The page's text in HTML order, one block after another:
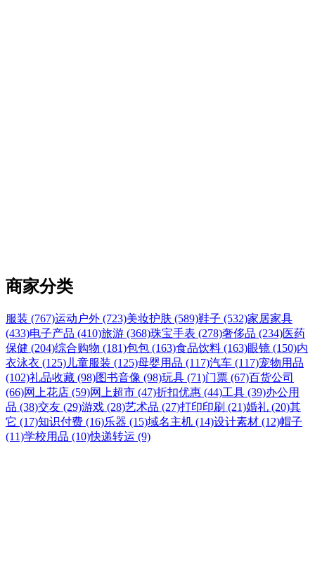
商家分类
服装 (767)运动户外 (723)美妆护肤 (589)鞋子 (532)家居家具
(433)电子产品 (410)旅游 (368)珠宝手表 (278)奢侈品 (234)医药
保健 (204)综合购物 (181)包包 (163)食品饮料 (163)眼镜 (150)内
衣泳衣 (125) 儿童服装 (125)母婴用品 (117)汽车 (117)宠物用品
(102)礼品收藏 (98)图书音像 (98)玩具 (71)门票 (67)百货公司
(66)网上花店 (59)网上超市 (47)折扣优惠 (44)工具 (39)办公用
品 (38)交友 (29)游戏 (28)艺术品 (27)打印印刷 (21)婚礼 (20)其
它 (17)知识付费 (16)乐器 (15)域名主机 (14)设计素材 (12)帽子
(11)学校用品 (10)快递转运 (9)